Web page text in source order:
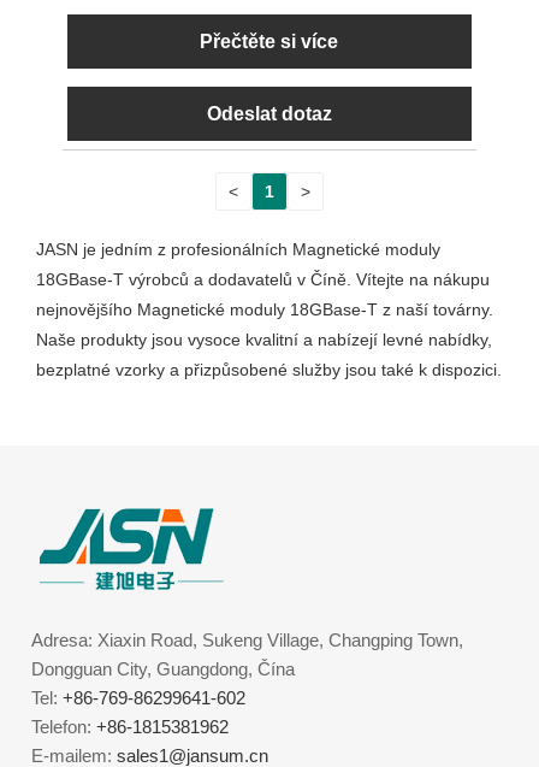
Přečtěte si více
Odeslat dotaz
< 1 >
JASN je jedním z profesionálních Magnetické moduly
18GBase-T výrobců a dodavatelů v Číně. Vítejte na nákupu
nejnovějšího Magnetické moduly 18GBase-T z naší továrny.
Naše produkty jsou vysoce kvalitní a nabízejí levné nabídky,
bezplatné vzorky a přizpůsobené služby jsou také k dispozici.
Adresa: Xiaxin Road, Sukeng Village, Changping Town,
Dongguan City, Guangdong, Čína
Tel:+86-769-86299641-602
Telefon:+86-1815381962
E-mailem:sales1@jansum.cn